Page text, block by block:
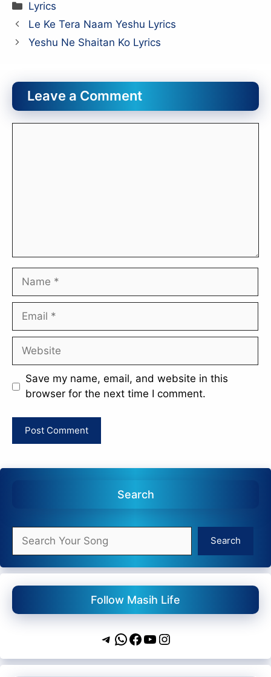
Categories
Lyrics
Le Ke Tera Naam Yeshu Lyrics
Yeshu Ne Shaitan Ko Lyrics
Leave a Comment
Name
Email
Website
Save my name, email, and website in this
browser for the next time I comment.
Search
Search
Follow Masih Life
Telegram
WhatsApp
Facebook
YouTube
Instagram